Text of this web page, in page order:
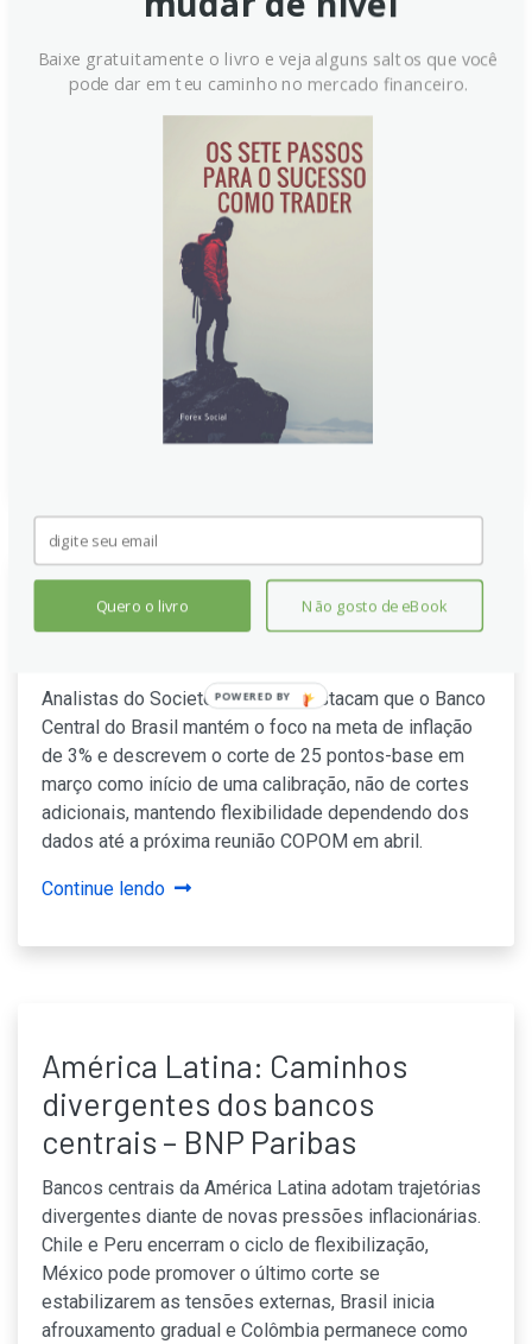
Real tem viés de alta após
dados do Brasil, aponta Société
Analistas da Société Générale destacam que o PIB
brasileiro recuou no 1º trimestre, mas com suporte de
estímulos fiscais. Com inflação acelerando e meta do
BCB em risco, o USD/BRL mantém viés de alta,
consolidando abaixo de 5,05 com resistência em
Continue lendo
USD/BRL: calibração do BCB
Analistas do Societe Generale destacam que o Banco
Central do Brasil mantém o foco na meta de inflação
de 3% e descrevem o corte de 25 pontos-base em
março como início de uma calibração, não de cortes
adicionais, mantendo flexibilidade dependendo dos
dados até a próxima reunião COPOM em abril.
Continue lendo
América Latina: Caminhos
divergentes dos bancos
centrais – BNP Paribas
Bancos centrais da América Latina adotam trajetórias
divergentes diante de novas pressões inflacionárias.
Chile e Peru encerram o ciclo de flexibilização,
México pode promover o último corte se
estabilizarem as tensões externas, Brasil inicia
afrouxamento gradual e Colômbia permanece como
Baixe gratuitamente o livro e veja alguns saltos que você
pode dar em teu caminho no mercado financeiro.
Quero o livro Não gosto de eBook
POWERED BY